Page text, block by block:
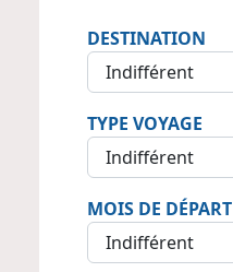
DESTINATION
TYPE VOYAGE
MOIS DE DÉPART